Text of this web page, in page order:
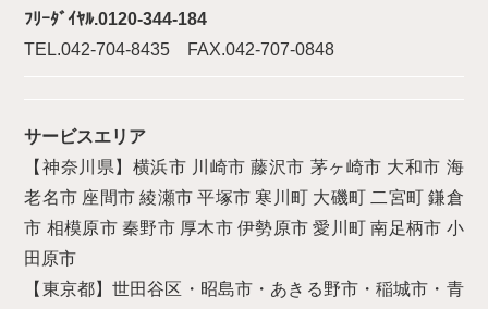
ﾌﾘｰﾀﾞｲﾔﾙ.0120-344-184
TEL.042-704-8435 FAX.042-707-0848
サービスエリア
【神奈川県】横浜市 川崎市 藤沢市 茅ヶ崎市 大和市 海
老名市 座間市 綾瀬市 平塚市 寒川町 大磯町 二宮町 鎌倉
市 相模原市 秦野市 厚木市 伊勢原市 愛川町 南足柄市 小
田原市
【東京都】世田谷区・昭島市・あきる野市・稲城市・青